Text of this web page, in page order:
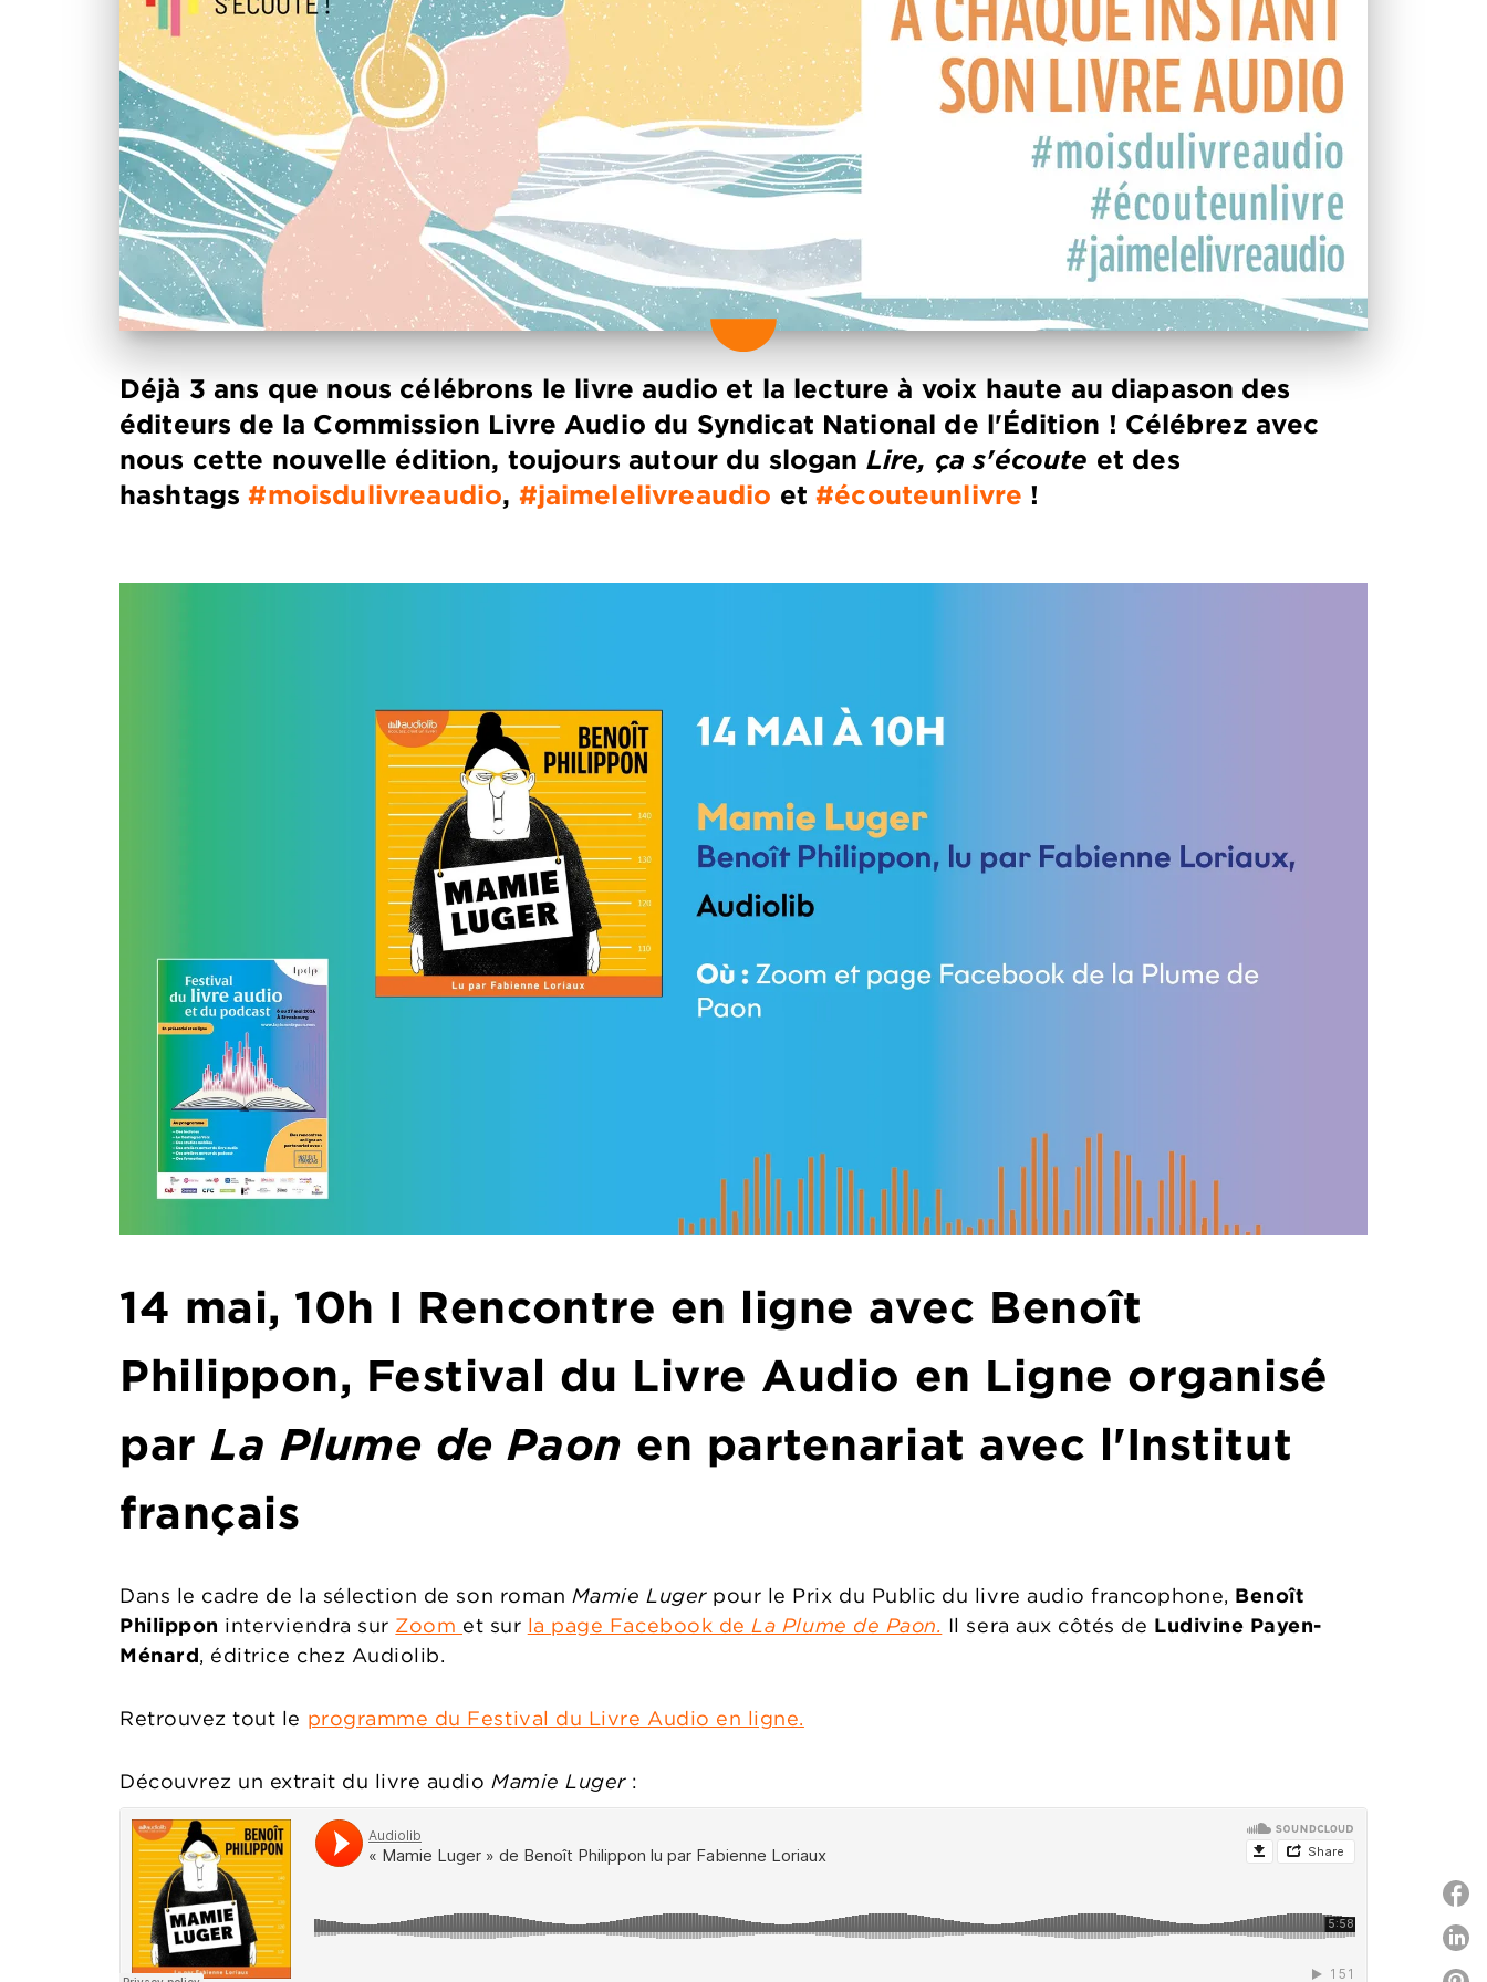
Déjà 3 ans que nous célébrons le livre audio et la lecture à voix haute au diapason des
éditeurs de la Commission Livre Audio du Syndicat National de l'Édition ! Célébrez avec
nous cette nouvelle édition, toujours autour du slogan Lire, ça s'écoute et des
hashtags#moisdulivreaudio, #jaimelelivreaudio et #écouteunlivre !
14 mai, 10h I Rencontre en ligne avec Benoît
Philippon, Festival du Livre Audio en Ligne organisé
parLa Plume de Paon en partenariat avec l'Institut
français
Dans le cadre de la sélection de son roman Mamie Luger pour le Prix du Public du livre audio francophone, Benoît
Philippon interviendra sur Zoom et sur la page Facebook deLa Plume de Paon. Il sera aux côtés de Ludivine Payen-
Ménard, éditrice chez Audiolib.
Retrouvez tout le programme du Festival du Livre Audio en ligne.
Découvrez un extrait du livre audioMamie Luger: